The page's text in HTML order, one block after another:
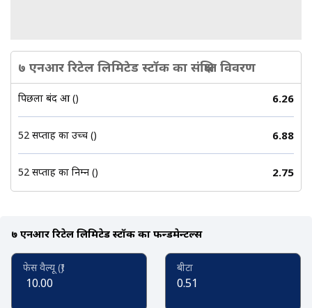
७ एनआर रिटेल लिमिटेड स्टॉक का संक्षिप्त विवरण
पिछला बंद हुआ (₹) 6.26
52 सप्ताह का उच्च (₹) 6.88
52 सप्ताह का निम्न (₹) 2.75
७ एनआर रिटेल लिमिटेड स्टॉक का फन्डमेन्टल्स
फेस वैल्यू (₹)
10.00
बीटा
0.51